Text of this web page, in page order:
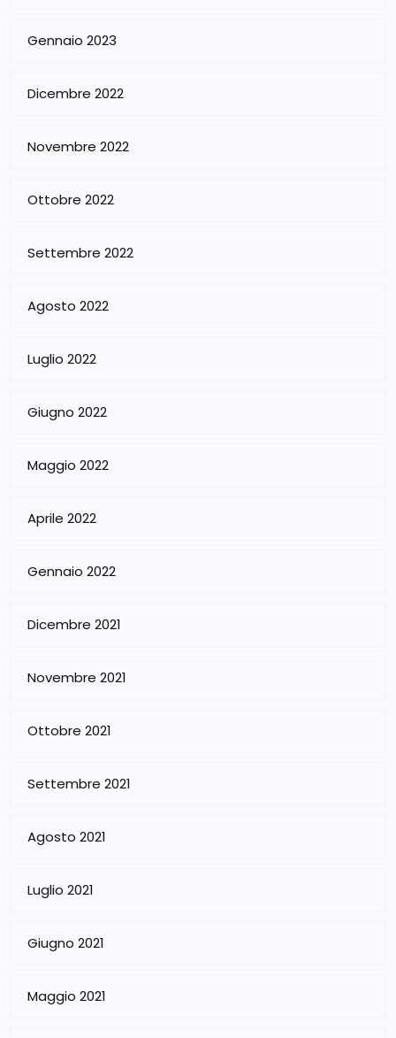
Gennaio 2023
Dicembre 2022
Novembre 2022
Ottobre 2022
Settembre 2022
Agosto 2022
Luglio 2022
Giugno 2022
Maggio 2022
Aprile 2022
Gennaio 2022
Dicembre 2021
Novembre 2021
Ottobre 2021
Settembre 2021
Agosto 2021
Luglio 2021
Giugno 2021
Maggio 2021